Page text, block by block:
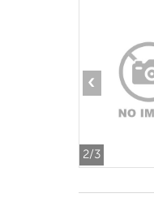
2/3
‹